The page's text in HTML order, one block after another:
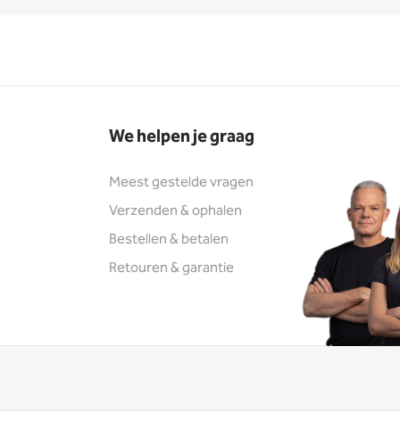
We helpen je graag
Meest gestelde vragen
Verzenden & ophalen
Bestellen & betalen
Retouren & garantie